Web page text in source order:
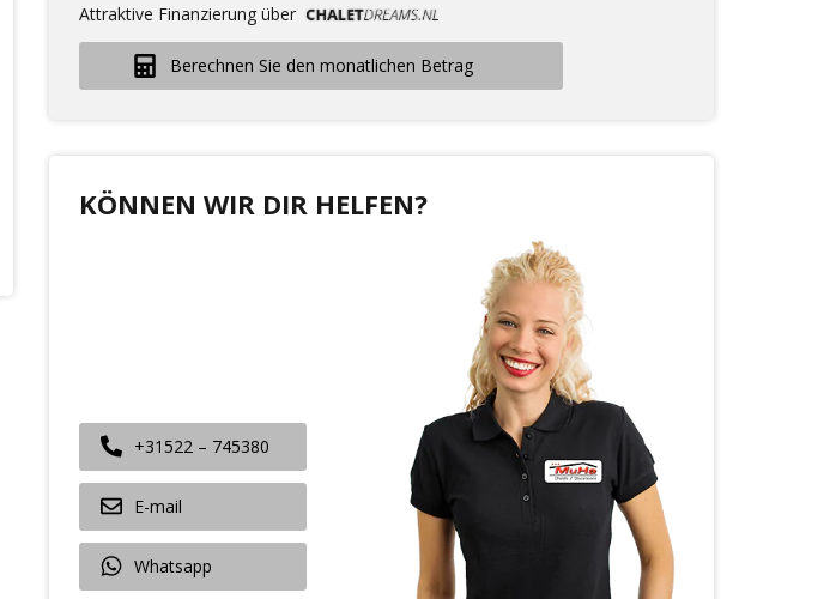
Attraktive Finanzierung über
Berechnen Sie den monatlichen Betrag
KÖNNEN WIR DIR HELFEN?
+31522 – 745380
E-mail
Whatsapp